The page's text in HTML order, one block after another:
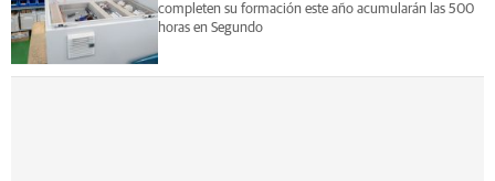
completen su formación este año acumularán las 500
horas en Segundo